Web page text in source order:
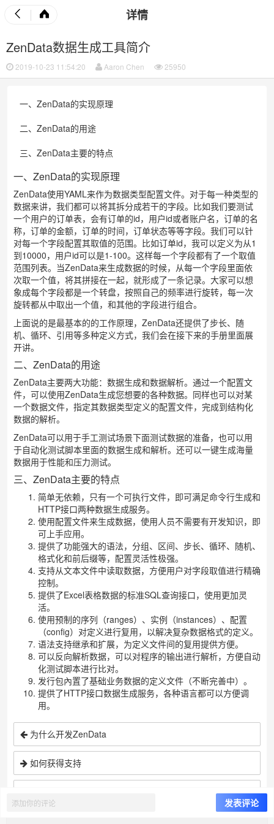
详情
ZenData数据生成工具简介
2019-10-23 11:54:20 Aaron Chen 25950
一、ZenData的实现原理
二、ZenData的用途
三、ZenData主要的特点
一、ZenData的实现原理
ZenData使用YAML来作为数据类型配置文件。对于每一种类型的
数据来讲，我们都可以将其拆分成若干的字段。比如我们要测试
一个用户的订单表，会有订单的id，用户id或者账户名，订单的名
称，订单的金额，订单的时间，订单状态等等字段。我们可以针
对每一个字段配置其取值的范围。比如订单id，我可以定义为从1
到10000，用户id可以是1-100。这样每一个字段都有了一个取值
范围列表。当ZenData来生成数据的时候，从每一个字段里面依
次取一个值，将其拼接在一起，就形成了一条记录。大家可以想
象成每个字段都是一个转盘，按照自己的频率进行旋转，每一次
旋转都从中取出一个值，和其他的字段进行组合。
上面说的是最基本的的工作原理，ZenData还提供了步长、随
机、循环、引用等多种定义方式，我们会在接下来的手册里面展
开讲。
二、ZenData的用途
ZenData主要两大功能：数据生成和数据解析。通过一个配置文
件，可以使用ZenData生成您想要的各种数据。同样也可以对某
一个数据文件，指定其数据类型定义的配置文件，完成到结构化
数据的解析。
ZenData可以用于手工测试场景下面测试数据的准备，也可以用
于自动化测试脚本里面的数据生成和解析。还可以一键生成海量
数据用于性能和压力测试。
三、ZenData主要的特点
简单无依赖，只有一个可执行文件，即可满足命令行生成和
HTTP接口两种数据生成服务。
使用配置文件来生成数据，使用人员不需要有开发知识，即
可上手应用。
提供了功能强大的语法，分组、区间、步长、循环、随机、
格式化和前后缀等，配置灵活性极强。
支持从文本文件中读取数据，方便用户对字段取值进行精确
控制。
提供了Excel表格数据的标准SQL查询接口，使用更加灵
活。
使用预制的序列（ranges）、实例（instances）、配置
（config）对定义进行复用，以解决复杂数据格式的定义。
语法支持继承和扩展，为定义文件间的复用提供方便。
可以反向解析数据，可以对程序的输出进行解析，方便自动
化测试脚本进行比对。
发行包內置了基础业务数据的定义文件（不断完善中）。
提供了HTTP接口数据生成服务，各种语言都可以方便调
用。
为什么开发ZenData
如何获得支持